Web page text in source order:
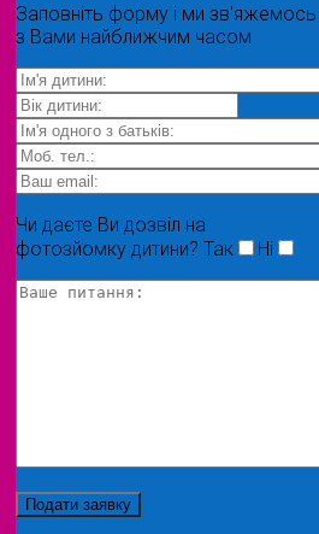
Заповніть форму і ми зв'яжемось
з Вами найближчим часом
Чи даєте Ви дозвіл на
фотозйомку дитини? Так Ні